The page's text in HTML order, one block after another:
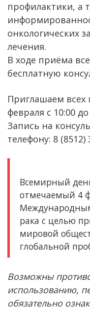
профилактики, а
онкологических
лечения.
В ходе приёма
бесплатную
Приглашаем всех
февраля с 10:00 до
Запись на
телефону: 8 (8512)
Всемирный
отмечаемый 4
рака с целью
мировой
глобальной
Возможны
использованию,
обязательно